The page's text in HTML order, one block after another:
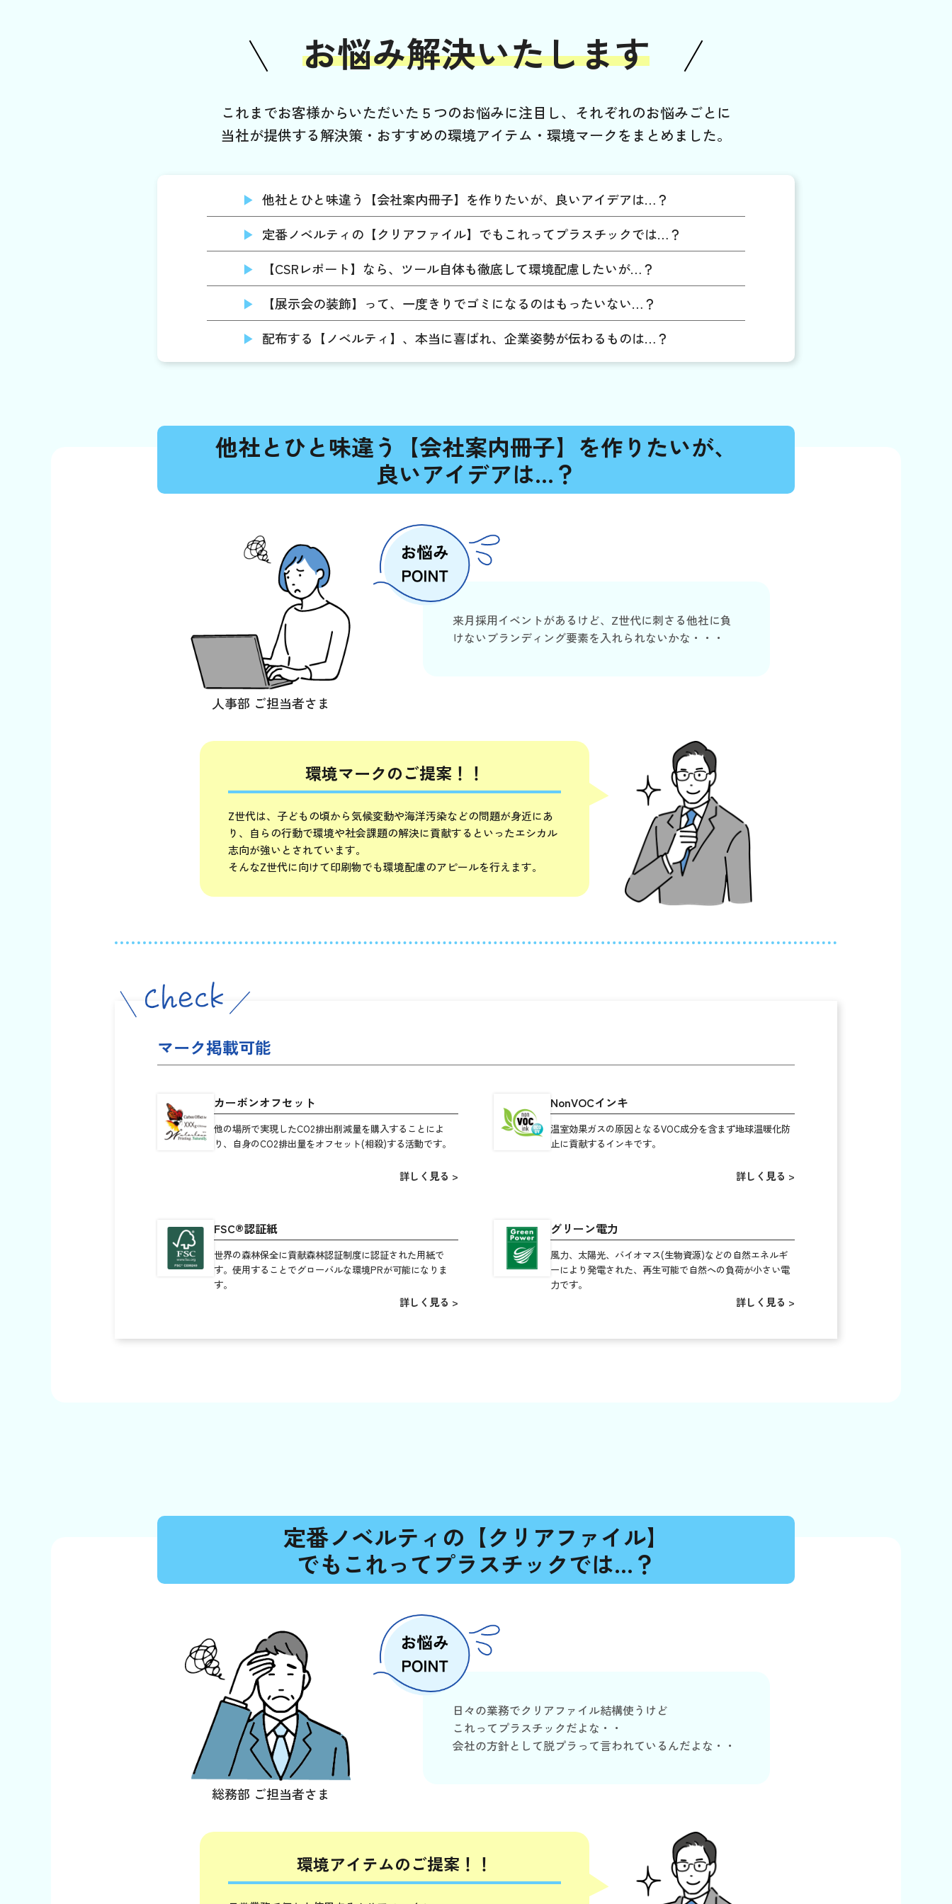
お悩み解決いたします
これまでお客様からいただいた５つのお悩みに注目し、それぞれのお悩みごとに
当社が提供する解決策・おすすめの環境アイテム・環境マークをまとめました。
他社とひと味違う【会社案内冊子】を作りたいが、良いアイデアは…？
定番ノベルティの【クリアファイル】でもこれってプラスチックでは…？
【CSRレポート】なら、ツール自体も徹底して環境配慮したいが…？
【展示会の装飾】って、一度きりでゴミになるのはもったいない…？
配布する【ノベルティ】、本当に喜ばれ、企業姿勢が伝わるものは…？
他社とひと味違う【会社案内冊子】を作りたいが、
良いアイデアは…？
人事部 ご担当者さま
来月採用イベントがあるけど、Z世代に刺さる他社に負
けないブランディング要素を入れられないかな・・・
環境マークのご提案！！
Z世代は、子どもの頃から気候変動や海洋汚染などの問題が身近にあ
り、自らの行動で環境や社会課題の解決に貢献するといったエシカル
志向が強いとされています。
そんなZ世代に向けて印刷物でも環境配慮のアピールを行えます。
マーク掲載可能
カーボンオフセット
他の場所で実現したCO2排出削減量を購入することによ
り、自身のCO2排出量をオフセット(相殺)する活動です。
詳しく見る >
NonVOCインキ
温室効果ガスの原因となるVOC成分を含まず地球温暖化防
止に貢献するインキです。
詳しく見る >
FSC®認証紙
世界の森林保全に貢献森林認証制度に認証された用紙で
す。使用することでグローバルな環境PRが可能になりま
す。
詳しく見る >
グリーン電力
風力、太陽光、バイオマス(生物資源)などの自然エネルギ
ーにより発電された、再生可能で自然への負荷が小さい電
力です。
詳しく見る >
定番ノベルティの【クリアファイル】
でもこれってプラスチックでは…？
総務部 ご担当者さま
日々の業務でクリアファイル結構使うけど
これってプラスチックだよな・・
会社の方針として脱プラって言われているんだよな・・
環境アイテムのご提案！！